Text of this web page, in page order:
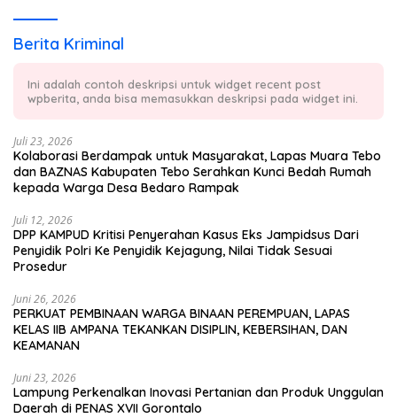
Berita Kriminal
Ini adalah contoh deskripsi untuk widget recent post
wpberita, anda bisa memasukkan deskripsi pada widget ini.
Juli 23, 2026
Kolaborasi Berdampak untuk Masyarakat, Lapas Muara Tebo
dan BAZNAS Kabupaten Tebo Serahkan Kunci Bedah Rumah
kepada Warga Desa Bedaro Rampak
Juli 12, 2026
DPP KAMPUD Kritisi Penyerahan Kasus Eks Jampidsus Dari
Penyidik Polri Ke Penyidik Kejagung, Nilai Tidak Sesuai
Prosedur
Juni 26, 2026
PERKUAT PEMBINAAN WARGA BINAAN PEREMPUAN, LAPAS
KELAS IIB AMPANA TEKANKAN DISIPLIN, KEBERSIHAN, DAN
KEAMANAN
Juni 23, 2026
Lampung Perkenalkan Inovasi Pertanian dan Produk Unggulan
Daerah di PENAS XVII Gorontalo